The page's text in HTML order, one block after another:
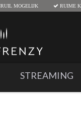
MOGELIJK RUIME
STREAMING